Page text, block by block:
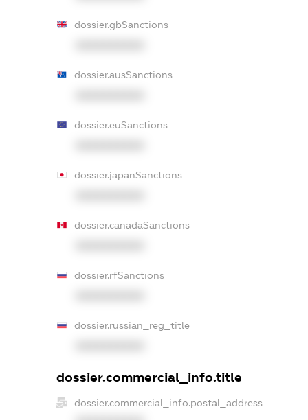
dossier.gbSanctions
dossier.ausSanctions
dossier.euSanctions
dossier.japanSanctions
dossier.canadaSanctions
dossier.rfSanctions
dossier.russian_reg_title
dossier.commercial_info.title
dossier.commercial_info.postal_address